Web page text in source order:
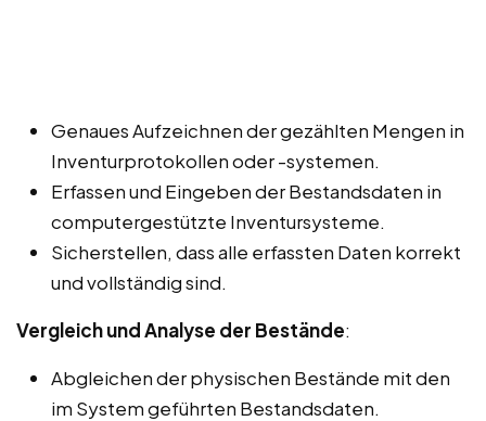
Genaues Aufzeichnen der gezählten Mengen in
Inventurprotokollen oder -systemen.
Erfassen und Eingeben der Bestandsdaten in
computergestützte Inventursysteme.
Sicherstellen, dass alle erfassten Daten korrekt
und vollständig sind.
Vergleich und Analyse der Bestände:
Abgleichen der physischen Bestände mit den
im System geführten Bestandsdaten.